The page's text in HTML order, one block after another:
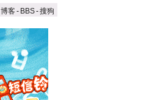
博客- BBS-搜狗